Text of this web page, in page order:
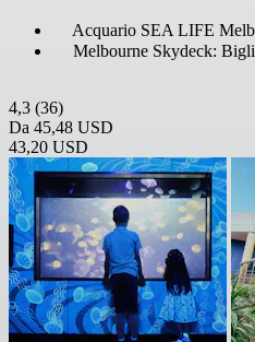
Acquario SEA LIFE
Melbourne Skydeck:
4,3 (36)
Da 45,48 USD
43,20 USD